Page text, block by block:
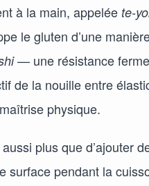
à la main, appelée te-
le gluten d’une
— une résistance ferme
de la nouille entre
physique.
aussi plus que d’ajouter
surface pendant la